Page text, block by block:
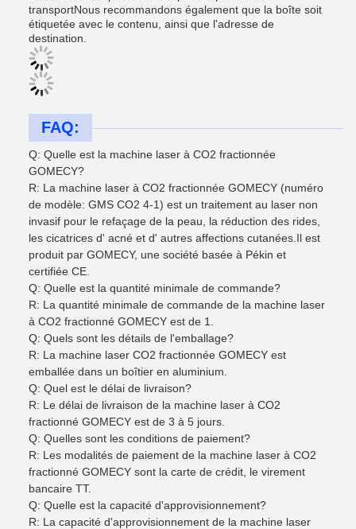
transportNous recommandons également que la boîte soit
étiquetée avec le contenu, ainsi que l'adresse de
destination.
FAQ:
Q: Quelle est la machine laser à CO2 fractionnée
GOMECY?
R: La machine laser à CO2 fractionnée GOMECY (numéro
de modèle: GMS CO2 4-1) est un traitement au laser non
invasif pour le refaçage de la peau, la réduction des rides,
les cicatrices d' acné et d' autres affections cutanées.Il est
produit par GOMECY, une société basée à Pékin et
certifiée CE.
Q: Quelle est la quantité minimale de commande?
R: La quantité minimale de commande de la machine laser
à CO2 fractionné GOMECY est de 1.
Q: Quels sont les détails de l'emballage?
R: La machine laser CO2 fractionnée GOMECY est
emballée dans un boîtier en aluminium.
Q: Quel est le délai de livraison?
R: Le délai de livraison de la machine laser à CO2
fractionné GOMECY est de 3 à 5 jours.
Q: Quelles sont les conditions de paiement?
R: Les modalités de paiement de la machine laser à CO2
fractionné GOMECY sont la carte de crédit, le virement
bancaire TT.
Q: Quelle est la capacité d'approvisionnement?
R: La capacité d'approvisionnement de la machine laser